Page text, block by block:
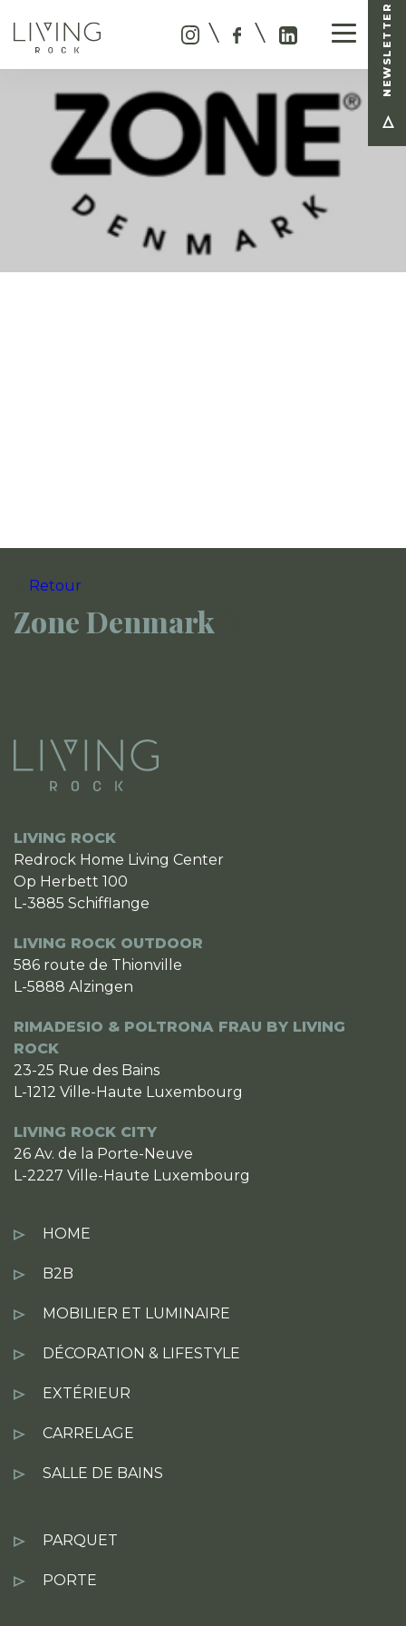
NEWSLETTER
Retour
Zone Denmark
LIVING ROCK
Redrock Home Living Center
Op Herbett 100
L-3885 Schifflange
LIVING ROCK OUTDOOR
586 route de Thionville
L-5888 Alzingen
RIMADESIO & POLTRONA FRAU BY LIVING
ROCK
23-25 Rue des Bains
L-1212 Ville-Haute Luxembourg
LIVING ROCK CITY
26 Av. de la Porte-Neuve
L-2227 Ville-Haute Luxembourg
HOME
B2B
MOBILIER ET LUMINAIRE
DÉCORATION & LIFESTYLE
EXTÉRIEUR
CARRELAGE
SALLE DE BAINS
PARQUET
PORTE